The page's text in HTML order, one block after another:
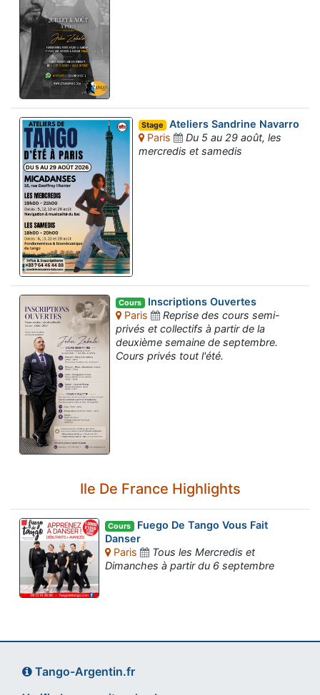
Stage Ateliers Sandrine Navarro
Paris
Du 5 au 29 août, les
mercredis et samedis
Cours Inscriptions Ouvertes
Paris
Reprise des cours semi-
privés et collectifs à partir de la
deuxième semaine de septembre.
Cours privés tout l'été.
Ile De France Highlights
Cours Fuego De Tango Vous Fait
Danser
Paris
Tous les Mercredis et
Dimanches à partir du 6 septembre
Tango-Argentin.fr